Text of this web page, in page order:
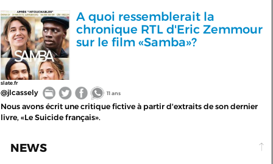
slate.fr
A quoi ressemblerait la
chronique RTL d'Eric Zemmour
sur le film «Samba»?
@jlcassely 11 ans
Nous avons écrit une critique fictive à partir d'extraits de son dernier
livre, «Le Suicide français».
NEWS